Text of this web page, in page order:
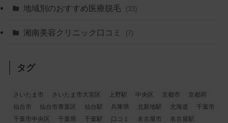
地域別のおすすめ医療脱毛 (33)
湘南美容クリニック口コミ (7)
タグ
さいたま市 さいたま市大宮区 上野駅 中央区 京都市
京都府
仙台市
仙台市青葉区 仙台駅 兵庫県 北新地駅 北海道
千葉市
千葉市中央区
千葉県 千葉駅 口コミ 名古屋市
名古屋駅